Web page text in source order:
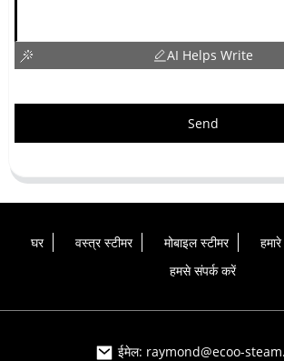
AI Helps Write
Send
घर वस्त्र स्टीमर मोबाइल स्टीमर
हमसे संपर्क करें
ईमेल: raymond@ecoo-